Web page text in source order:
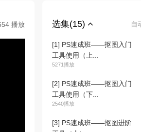
播放 选集(15) 自
[1] PS速成班——抠图入门
工具使用（上...
5271播放
[2] PS速成班——抠图入门
工具使用（下...
2540播放
[3] PS速成班——抠图进阶